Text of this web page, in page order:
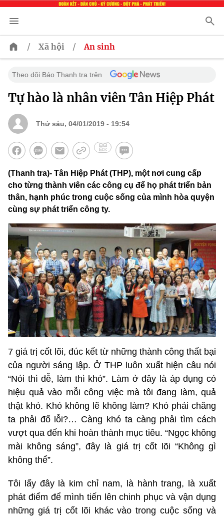
/ Xã hội / An sinh
Theo dõi Báo Thanh tra trên
Tự hào là nhân viên Tân Hiệp Phát
Thứ sáu, 04/01/2019 - 19:54
(Thanh tra)- Tân Hiệp Phát (THP), một nơi cung cấp
cho từng thành viên các công cụ để họ phát triển bản
thân, hạnh phúc trong cuộc sống của mình hòa quyện
cùng sự phát triển công ty.
7 giá trị cốt lõi, đúc kết từ những thành công thất bại
của người sáng lập. Ở THP luôn xuất hiện câu nói
“Nói thì dễ, làm thì khó”. Làm ở đây là áp dụng có
hiệu quả vào mỗi công việc mà tôi đang làm, quả
thật khó. Khó không lẽ không làm? Khó phải chăng
ta phải đổ lỗi?… Càng khó ta càng phải tìm cách
vượt qua đến khi hoàn thành mục tiêu. “Ngọc không
mài không sáng”, đây là giá trị cốt lõi “Không gì
không thể”.
Tôi lấy đây là kim chỉ nam, là hành trang, là xuất
phát điểm để mình tiến lên chinh phục và vận dụng
những giá trị cốt lõi khác vào trong cuộc sống và